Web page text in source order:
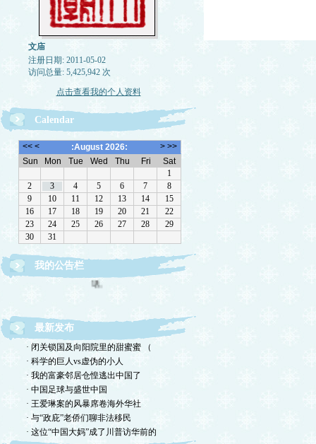
文庙
注册日期: 2011-05-02
访问总量: 5,425,942 次
点击查看我的个人资料
Calendar
我的公告栏
欢迎转载，但请注明来源。理性讨论，拒绝一切脏
最新发布
· 闭关锁国及向阳院里的甜蜜蜜 （
· 科学的巨人vs虚伪的小人
· 我的富豪邻居仓惶逃出中国了
· 中国足球与盛世中国
· 王爱琳案的风暴席卷海外华社
· 与“政庇”老侨们聊非法移民
· 这位“中国大妈”成了川普访华前的